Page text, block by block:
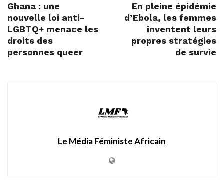
Ghana : une
nouvelle loi anti-
LGBTQ+ menace les
droits des
personnes queer
En pleine épidémie
d’Ebola, les femmes
inventent leurs
propres stratégies
de survie
Le Média Féministe Africain